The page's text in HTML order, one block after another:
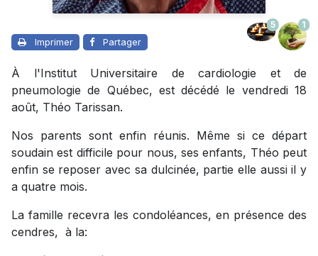
Imprimer Partager
5 1
À l'Institut Universitaire de cardiologie et de
pneumologie de Québec, est décédé le vendredi 18
août, Théo Tarissan.
Nos parents sont enfin réunis. Même si ce départ
soudain est difficile pour nous, ses enfants, Théo peut
enfin se reposer avec sa dulcinée, partie elle aussi il y
a quatre mois.
La famille recevra les condoléances, en présence des
cendres, à la: